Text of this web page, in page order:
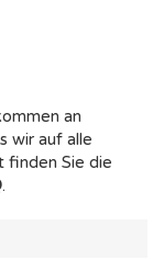
an
wir auf alle
finden Sie die
.